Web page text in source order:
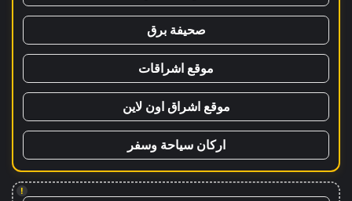
صحيفة برق
موقع اشراقات
موقع اشراق اون لاين
اركان سياحة وسفر
!